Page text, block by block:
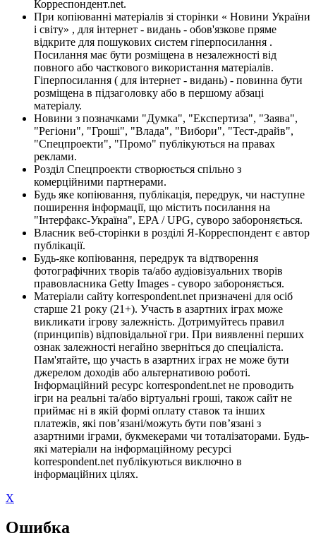
Корреспондент.net.
При копіюванні матеріалів зі сторінки « Новини України
і світу» , для інтернет - видань - обов'язкове пряме
відкрите для пошукових систем гіперпосилання .
Посилання має бути розміщена в незалежності від
повного або часткового використання матеріалів.
Гіперпосилання ( для інтернет - видань) - повинна бути
розміщена в підзаголовку або в першому абзаці
матеріалу.
Новини з позначками "Думка", "Експертиза", "Заява",
"Регіони", "Гроші", "Влада", "Вибори", "Тест-драйв",
"Спецпроекти", "Промо" публікуються на правах
реклами.
Розділ Спецпроекти створюється спільно з
комерційними партнерами.
Будь яке копіювання, публікація, передрук, чи наступне
поширення інформації, що містить посилання на
"Інтерфакс-Україна", EPA / UPG, суворо забороняється.
Власник веб-сторінки в розділі Я-Корреспондент є автор
публікації.
Будь-яке копіювання, передрук та відтворення
фотографічних творів та/або аудіовізуальних творів
правовласника Getty Images - суворо забороняється.
Матеріали сайту korrespondent.net призначені для осіб
старше 21 року (21+). Участь в азартних іграх може
викликати ігрову залежність. Дотримуйтесь правил
(принципів) відповідальної гри. При виявленні перших
ознак залежності негайно зверніться до спеціаліста.
Пам'ятайте, що участь в азартних іграх не може бути
джерелом доходів або альтернативою роботі.
Інформаційний ресурс korrespondent.net не проводить
ігри на реальні та/або віртуальні гроші, також сайт не
приймає ні в якій формі оплату ставок та інших
платежів, які пов’язані/можуть бути пов’язані з
азартними іграми, букмекерами чи тоталізаторами. Будь-
які матеріали на інформаційному ресурсі
korrespondent.net публікуються виключно в
інформаційних цілях.
X
Ошибка